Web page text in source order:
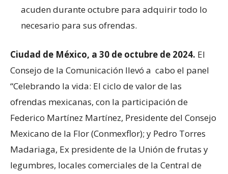
acuden durante octubre para adquirir todo lo
necesario para sus ofrendas.
Ciudad de México, a 30 de octubre de 2024. El
Consejo de la Comunicación llevó a cabo el panel
“Celebrando la vida: El ciclo de valor de las
ofrendas mexicanas, con la participación de
Federico Martínez Martínez, Presidente del Consejo
Mexicano de la Flor (Conmexflor); y Pedro Torres
Madariaga, Ex presidente de la Unión de frutas y
legumbres, locales comerciales de la Central de